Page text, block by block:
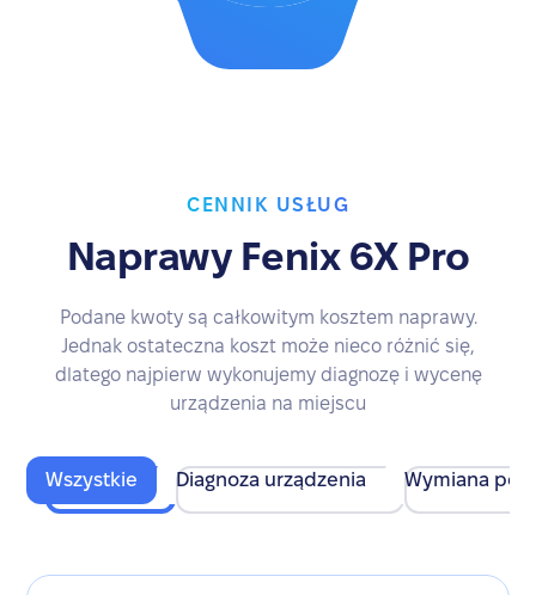
CENNIK USŁUG
Naprawy Fenix 6X Pro
Podane kwoty są całkowitym kosztem naprawy.
Jednak ostateczna koszt może nieco różnić się,
dlatego najpierw wykonujemy diagnozę i wycenę
urządzenia na miejscu
Wszystkie Diagnoza urządzenia Wymiana